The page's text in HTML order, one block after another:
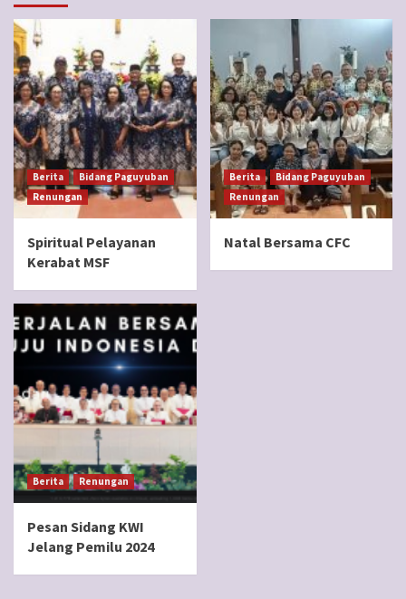
Berita
Bidang Paguyuban
Renungan
Spiritual Pelayanan
Kerabat MSF
Berita
Bidang Paguyuban
Renungan
Natal Bersama CFC
Berita Renungan
Pesan Sidang KWI
Jelang Pemilu 2024